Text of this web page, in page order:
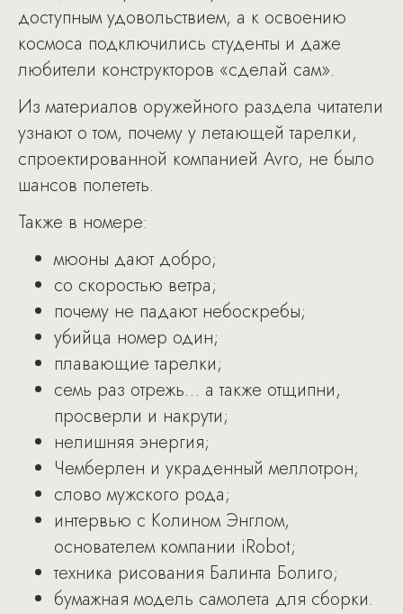
доступным удовольствием, а к освоению
космоса подключились студенты и даже
любители конструкторов «сделай сам».
Из материалов оружейного раздела читатели
узнают о том, почему у летающей тарелки,
спроектированной компанией Avro, не было
шансов полететь.
Также в номере:
мюоны дают добро;
со скоростью ветра;
почему не падают небоскребы;
убийца номер один;
плавающие тарелки;
семь раз отрежь… а также отщипни,
просверли и накрути;
нелишняя энергия;
Чемберлен и украденный меллотрон;
слово мужского рода;
интервью c Колином Энглом,
основателем компании iRobot;
техника рисования Балинта Болиго;
бумажная модель самолета для сборки.